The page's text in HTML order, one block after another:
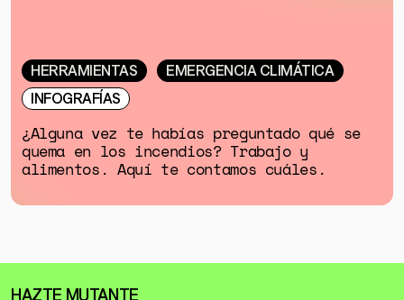
HERRAMIENTAS
EMERGENCIA CLIMÁTICA
INFOGRAFÍAS
¿Alguna vez te habías preguntado qué se
quema en los incendios? Trabajo y
alimentos. Aquí te contamos cuáles.